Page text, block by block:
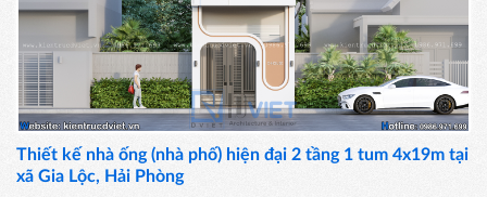
Thiết kế nhà ống (nhà phố) hiện đại 2 tầng 1 tum 4x19m tại
xã Gia Lộc, Hải Phòng